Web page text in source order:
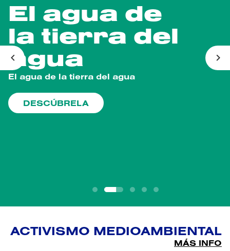
DESCÚBRELA
El agua de
la tierra del
agua
El agua de la tierra del agua
DESCÚBRELA
HISTORIAS DE CABREIROÁ
1 2 3 4 5
La Kids League
La Kids League
Anterior
ACTIVISMO MEDIOAMBIENTAL
MÁS INFO